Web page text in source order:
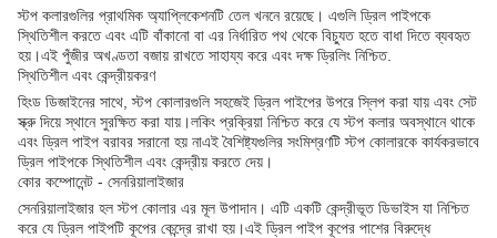
স্টপ কলারগুলির প্রাথমিক অ্যাপ্লিকেশনটি তেল খননে রয়েছে। এগুলি ড্রিল পাইপকে
স্থিতিশীল করতে এবং এটি বাঁকানো বা এর নির্ধারিত পথ থেকে বিচ্যুত হতে বাধা দিতে ব্যবহৃত
হয়।এই পুঁজীর অখণ্ডতা বজায় রাখতে সাহায্য করে এবং দক্ষ ড্রিলিং নিশ্চিত.
স্থিতিশীল এবং কেন্দ্রীয়করণ
হিংড ডিজাইনের সাথে, স্টপ কোলারগুলি সহজেই ড্রিল পাইপের উপরে স্লিপ করা যায় এবং সেট
স্ক্রু দিয়ে স্থানে সুরক্ষিত করা যায়।লকিং প্রক্রিয়া নিশ্চিত করে যে স্টপ কলার অবস্থানে থাকে
এবং ড্রিল পাইপ বরাবর সরানো হয় নাএই বৈশিষ্ট্যগুলির সংমিশ্রণটি স্টপ কোলারকে কার্যকরভাবে
ড্রিল পাইপকে স্থিতিশীল এবং কেন্দ্রীয় করতে দেয়।
কোর কম্পোনেন্ট - সেনরিয়ালাইজার
সেনরিয়ালাইজার হল স্টপ কোলার এর মূল উপাদান। এটি একটি কেন্দ্রীভূত ডিভাইস যা নিশ্চিত
করে যে ড্রিল পাইপটি কূপের কেন্দ্রে রাখা হয়।এই ড্রিল পাইপ কূপের পাশের বিরুদ্ধে